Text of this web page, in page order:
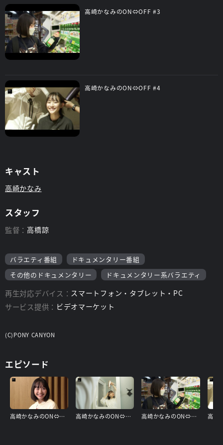
高崎かなみのON⇔OFF #3
高崎かなみのON⇔OFF #4
キャスト
高崎かなみ
スタッフ
監督： 高橋諒
バラエティ番組
ドキュメンタリー番組
その他のドキュメンタリー
ドキュメンタリー系バラエティ
再生対応デバイス： スマートフォン・タブレット・PC
サービス提供： ビデオマーケット
(C)PONY CANYON
エピソード
高崎かなみのON⇔OFF #1 高崎かなみのON⇔OFF #2 高崎かなみのON⇔OFF #3